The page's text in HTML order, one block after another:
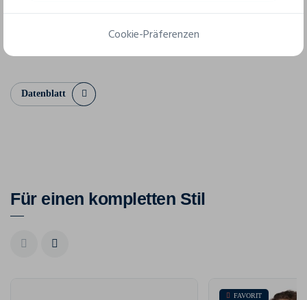
Datenblatt
Für einen kompletten Stil
FAVORIT
Cookie-Präferenzen